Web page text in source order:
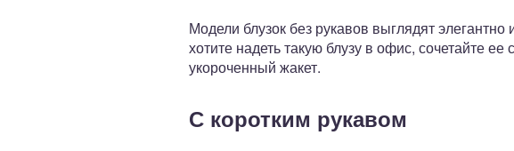
Модели блузок без рукавов выглядят
хотите надеть такую блузу в офис, сочетайте
укороченный жакет.
С коротким рукавом